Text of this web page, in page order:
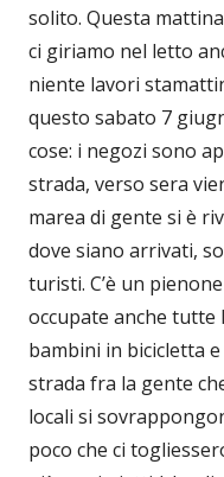
solito. Questa
ci giriamo nel letto
niente lavori
questo sabato 7
cose: i negozi sono
strada, verso sera
marea di gente si è
dove siano arrivati,
turisti. C’è un
occupate anche tutte
bambini in bicicletta
strada fra la gente
locali si
poco che ci